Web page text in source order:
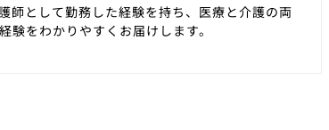
師として勤務した経験を持ち、医療と介護の両
をわかりやすくお届けします。